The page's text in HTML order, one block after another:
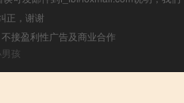
正，谢谢
接盈利性广告及商业合作
孩